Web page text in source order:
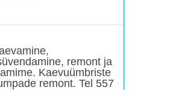
remont ja
Kaevuümbriste
remont. Tel 557